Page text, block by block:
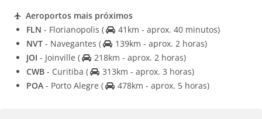
Aeroportos mais próximos
FLN - Florianopolis (
41km - aprox. 40 minutos)
NVT - Navegantes (
139km - aprox. 2 horas)
JOI - Joinville (
218km - aprox. 2 horas)
CWB - Curitiba (
313km - aprox. 3 horas)
POA - Porto Alegre ( 478km - aprox. 5 horas)